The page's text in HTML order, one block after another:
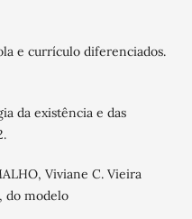
e currículo diferenciados.
da existência e das
Viviane C. Vieira
do modelo